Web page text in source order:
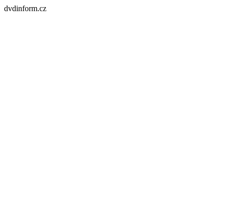
dvdinform.cz